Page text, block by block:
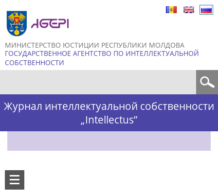
МИНИСТЕРСТВО ЮСТИЦИИ РЕСПУБЛИКИ МОЛДОВА
ГОСУДАРСТВЕННОЕ АГЕНТСТВО ПО ИНТЕЛЛЕКТУАЛЬНОЙ
СОБСТВЕННОСТИ
Журнал интеллектуальной собственности
„Intellectus”